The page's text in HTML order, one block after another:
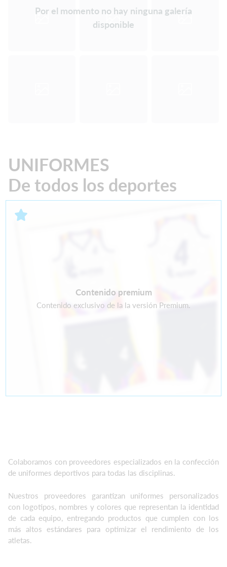
Por el momento no hay ninguna galería
disponible
UNIFORMES
De todos los deportes
Contenido premium
Contenido exclusivo de la la versión Premium.
Colaboramos con proveedores especializados en la confección
de uniformes deportivos para todas las disciplinas.
Nuestros proveedores garantizan uniformes personalizados
con logotipos, nombres y colores que representan la identidad
de cada equipo, entregando productos que cumplen con los
más altos estándares para optimizar el rendimiento de los
atletas.